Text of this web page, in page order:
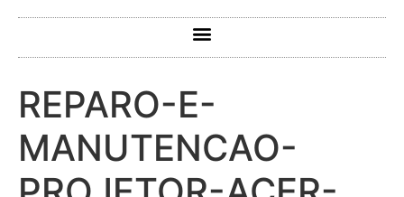
REPARO-E-
MANUTENCAO-